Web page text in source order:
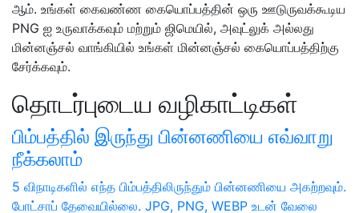
ஆம். உங்கள் கைவண்ண கையொப்பத்தின் ஒரு ஊடுருவக்கூடிய
PNG ஐ உருவாக்கவும் மற்றும் ஜிமெயில், அவுட்லுக் அல்லது
மின்னஞ்சல் வாங்கியில் உங்கள் மின்னஞ்சல் கையொப்பத்திற்கு
சேர்க்கவும்.
தொடர்புடைய வழிகாட்டிகள்
பிம்பத்தில் இருந்து பின்னணியை எவ்வாறு
நீக்கலாம்
5 விநாடிகளில் எந்த பிம்பத்திலிருந்தும் பின்னணியை அகற்றவும்.
போட்சாப் தேவையில்லை. JPG, PNG, WEBP உடன் வேலை